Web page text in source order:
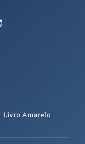
em nova janela)
Livro Amarelo
em nova janela)